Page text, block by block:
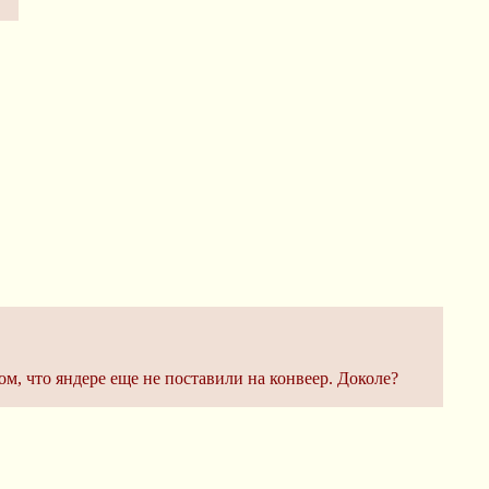
что яндере еще не поставили на конвеер. Доколе?